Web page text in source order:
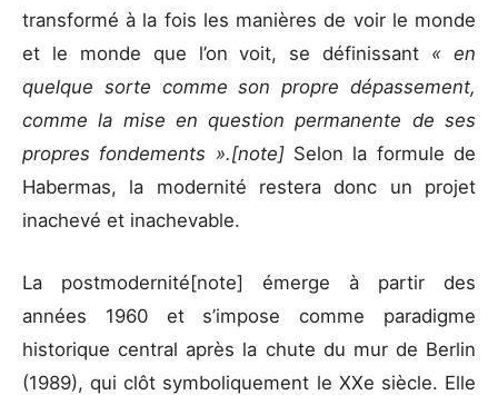
transformé à la fois les manières de voir le monde
et le monde que l’on voit, se définissant « en
quelque sorte comme son propre dépassement,
comme la mise en question permanente de ses
propres fondements ».[note]Selon la formule de
Habermas, la modernité restera donc un projet
inachevé et inachevable.
La postmodernité[note] émerge à partir des
années 1960 et s’impose comme paradigme
historique central après la chute du mur de Berlin
(1989), qui clôt symboliquement le XXe siècle. Elle